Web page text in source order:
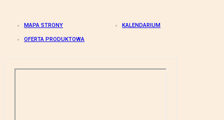
MAPA STRONY KALENDARIUM
OFERTA PRODUKTOWA